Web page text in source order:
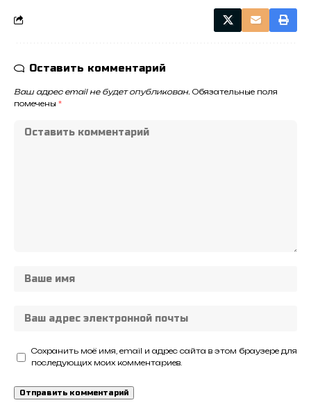
Оставить комментарий
Ваш адрес email не будет опубликован. Обязательные поля
помечены *
Сохранить моё имя, email и адрес сайта в этом браузере для
последующих моих комментариев.